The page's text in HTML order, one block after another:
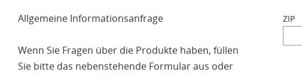
Allgemeine Informationsanfrage
Wenn Sie Fragen über die Produkte haben, füllen
Sie bitte das nebenstehende Formular aus oder
ZIP